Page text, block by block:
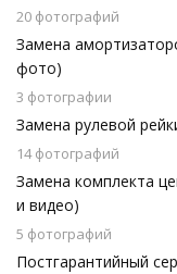
20 фотографий
Замена
фото)
3 фотографии
Замена рулевой
14 фотографий
Замена комплекта
и видео)
5 фотографий
Постгарантийный